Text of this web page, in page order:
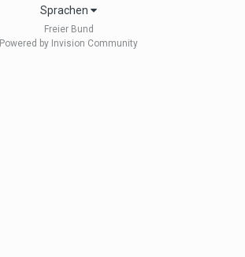
Sprachen
Freier Bund
Powered by Invision Community